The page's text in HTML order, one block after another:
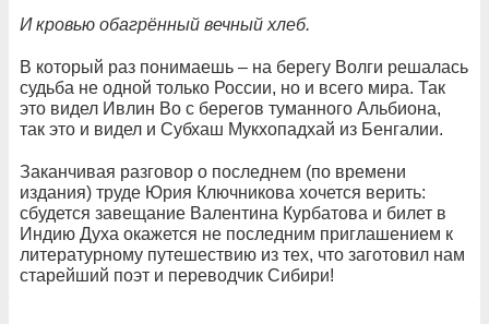
И кровью обагрённый вечный хлеб.
В который раз понимаешь – на берегу Волги решалась
судьба не одной только России, но и всего мира. Так
это видел Ивлин Во с берегов туманного Альбиона,
так это и видел и Субхаш Мукхопадхай из Бенгалии.
Заканчивая разговор о последнем (по времени
издания) труде Юрия Ключникова хочется верить:
сбудется завещание Валентина Курбатова и билет в
Индию Духа окажется не последним приглашением к
литературному путешествию из тех, что заготовил нам
старейший поэт и переводчик Сибири!